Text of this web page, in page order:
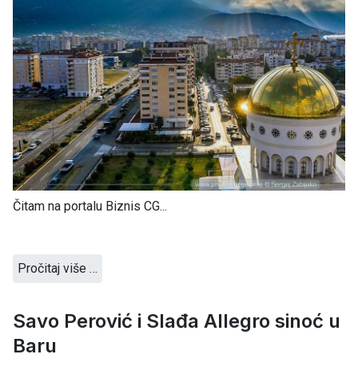
Čitam na portalu Biznis CG...
Pročitaj više …
Savo Perović i Slađa Allegro sinoć u
Baru